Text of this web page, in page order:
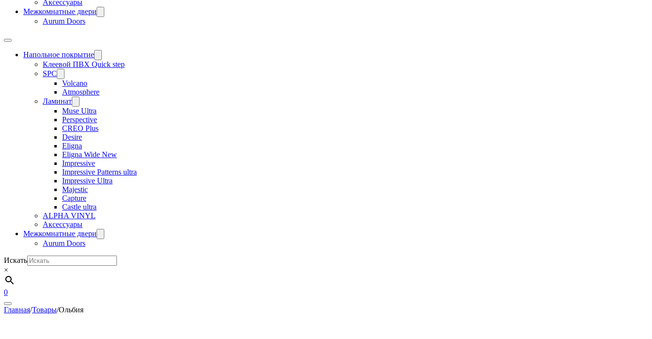
Аксессуары
Межкомнатные двери
Aurum Doors
Напольное покрытие
Клеевой ПВХ Quick step
SPC
Volcano
Atmosphere
Ламинат
Muse Ultra
Perspective
CREO Plus
Desire
Eligna
Eligna Wide New
Impressive
Impressive Patterns ultra
Impressive Ultra
Majestic
Capture
Castle ultra
ALPHA VINYL
Аксессуары
Межкомнатные двери
Aurum Doors
Искать
×
0
Главная/Товары/Ольбия